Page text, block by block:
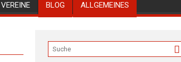
VEREINE BLOG ALLGEMEINES